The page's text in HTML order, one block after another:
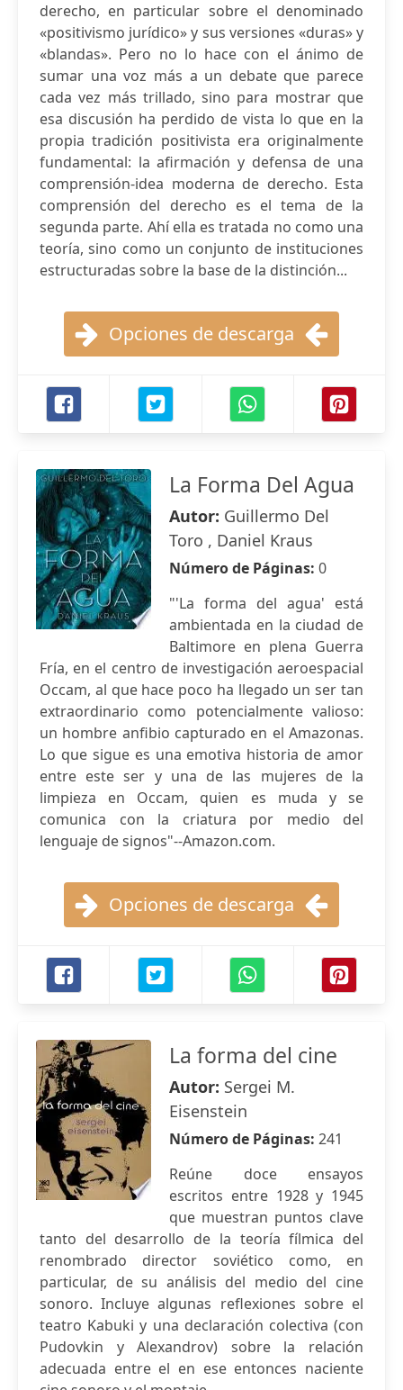
derecho, en particular sobre el denominado
«positivismo jurídico» y sus versiones «duras» y
«blandas». Pero no lo hace con el ánimo de
sumar una voz más a un debate que parece
cada vez más trillado, sino para mostrar que
esa discusión ha perdido de vista lo que en la
propia tradición positivista era originalmente
fundamental: la afirmación y defensa de una
comprensión-idea moderna de derecho. Esta
comprensión del derecho es el tema de la
segunda parte. Ahí ella es tratada no como una
teoría, sino como un conjunto de instituciones
estructuradas sobre la base de la distinción...
Opciones de descarga
La Forma Del Agua
Autor: Guillermo Del
Toro , Daniel Kraus
Número de Páginas: 0
"'La forma del agua' está
ambientada en la ciudad de
Baltimore en plena Guerra
Fría, en el centro de investigación aeroespacial
Occam, al que hace poco ha llegado un ser tan
extraordinario como potencialmente valioso:
un hombre anfibio capturado en el Amazonas.
Lo que sigue es una emotiva historia de amor
entre este ser y una de las mujeres de la
limpieza en Occam, quien es muda y se
comunica con la criatura por medio del
lenguaje de signos"--Amazon.com.
Opciones de descarga
La forma del cine
Autor: Sergei M.
Eisenstein
Número de Páginas: 241
Reúne doce ensayos
escritos entre 1928 y 1945
que muestran puntos clave
tanto del desarrollo de la teoría fílmica del
renombrado director soviético como, en
particular, de su análisis del medio del cine
sonoro. Incluye algunas reflexiones sobre el
teatro Kabuki y una declaración colectiva (con
Pudovkin y Alexandrov) sobre la relación
adecuada entre el en ese entonces naciente